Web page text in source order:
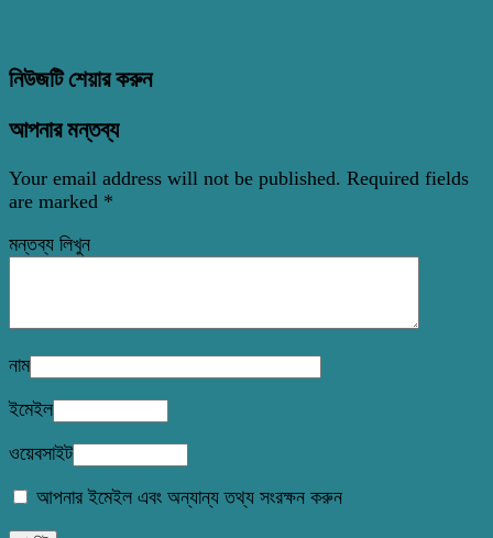
নিউজটি শেয়ার করুন
আপনার মন্তব্য
Your email address will not be published. Required fields
are marked *
মন্তব্য লিখুন
নাম
ইমেইল
ওয়েবসাইট
আপনার ইমেইল এবং অন্যান্য তথ্য সংরক্ষন করুন